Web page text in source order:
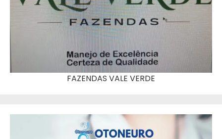
FAZENDAS VALE VERDE